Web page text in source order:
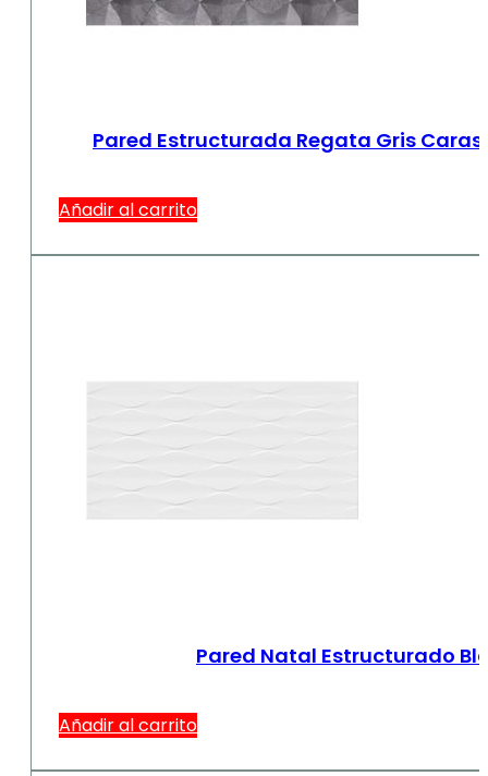
Pared Estructurada Regata Gris
Añadir al carrito
Pared Natal Estructurado
Añadir al carrito